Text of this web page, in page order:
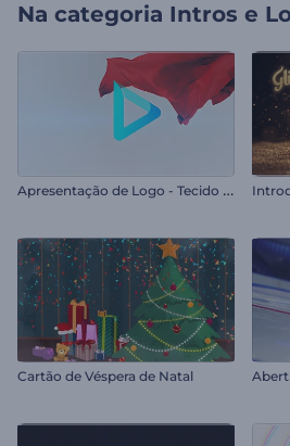
Na categoria Intros e
A
presentação de Logo - Tecido Sedoso
Cartão de Véspera de Natal